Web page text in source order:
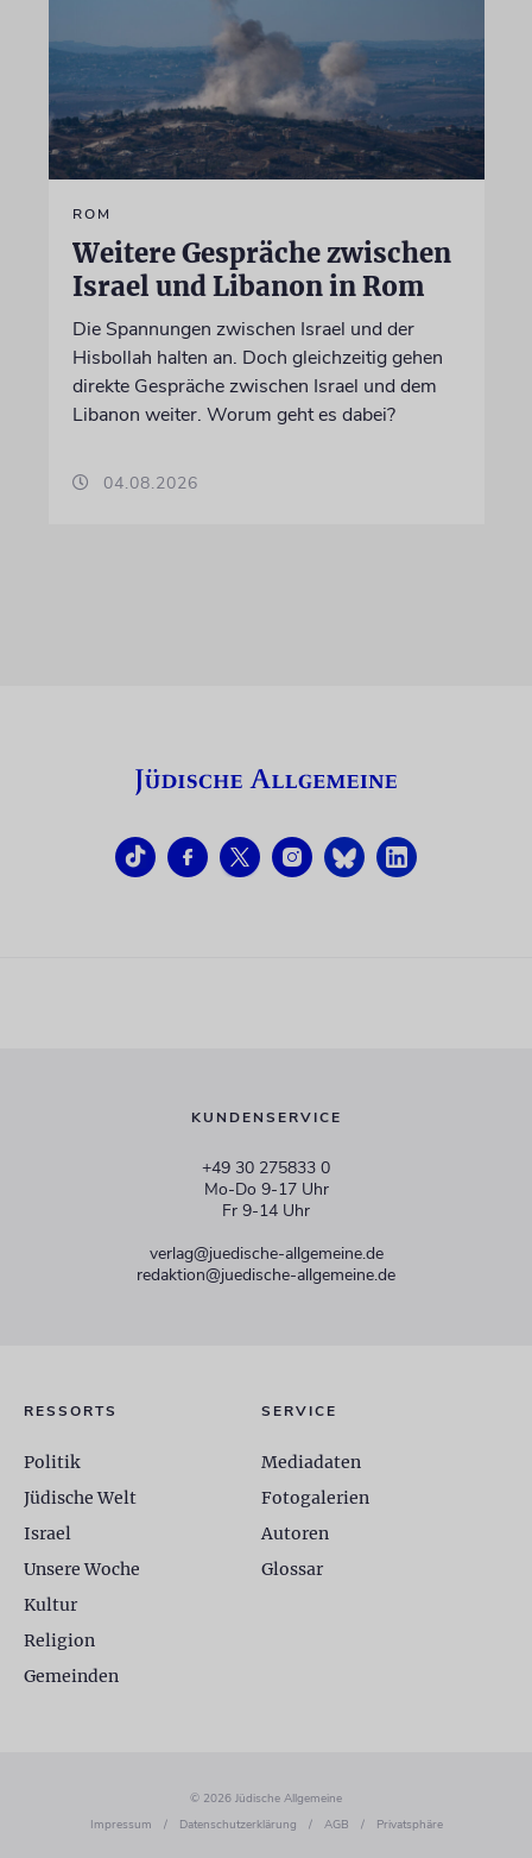
ROM
Weitere Gespräche zwischen
Israel und Libanon in Rom
Die Spannungen zwischen Israel und der
Hisbollah halten an. Doch gleichzeitig gehen
direkte Gespräche zwischen Israel und dem
Libanon weiter. Worum geht es dabei?
04.08.2026
KUNDENSERVICE
+49 30 275833 0
Mo-Do 9-17 Uhr
Fr 9-14 Uhr
verlag@juedische-allgemeine.de
redaktion@juedische-allgemeine.de
RESSORTS
Politik
Jüdische Welt
Israel
Unsere Woche
Kultur
Religion
Gemeinden
SERVICE
Mediadaten
Fotogalerien
Autoren
Glossar
© 2026 Jüdische Allgemeine
Impressum
/ Datenschutzerklärung / AGB / Privatsphäre